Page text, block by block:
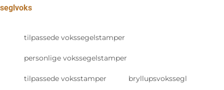
seglvoks
tilpassede vokssegelstamper
personlige vokssegelstamper
tilpassede voksstamper bryllupsvokssegl